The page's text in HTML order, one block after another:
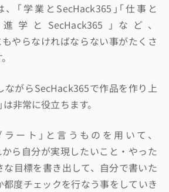
｢学業とSecHack365｣｢仕事と
進学とSecHack365｣など、
やらなければならない事がたくさ
ながらSecHack365で作品を作り上
非常に役立ちます。
ート｣と言うものを用いて、
ら自分が実現したいこと・やった
目標を書き出して、自分で書いた
都度チェックを行なう事をしていき